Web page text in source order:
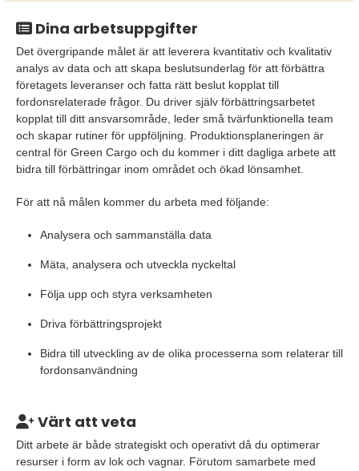
Dina arbetsuppgifter
Det övergripande målet är att leverera kvantitativ och kvalitativ
analys av data och att skapa beslutsunderlag för att förbättra
företagets leveranser och fatta rätt beslut kopplat till
fordonsrelaterade frågor. Du driver själv förbättringsarbetet
kopplat till ditt ansvarsområde, leder små tvärfunktionella team
och skapar rutiner för uppföljning. Produktionsplaneringen är
central för Green Cargo och du kommer i ditt dagliga arbete att
bidra till förbättringar inom området och ökad lönsamhet.
För att nå målen kommer du arbeta med följande:
Analysera och sammanställa data
Mäta, analysera och utveckla nyckeltal
Följa upp och styra verksamheten
Driva förbättringsprojekt
Bidra till utveckling av de olika processerna som relaterar till
fordonsanvändning
Värt att veta
Ditt arbete är både strategiskt och operativt då du optimerar
resurser i form av lok och vagnar. Förutom samarbete med